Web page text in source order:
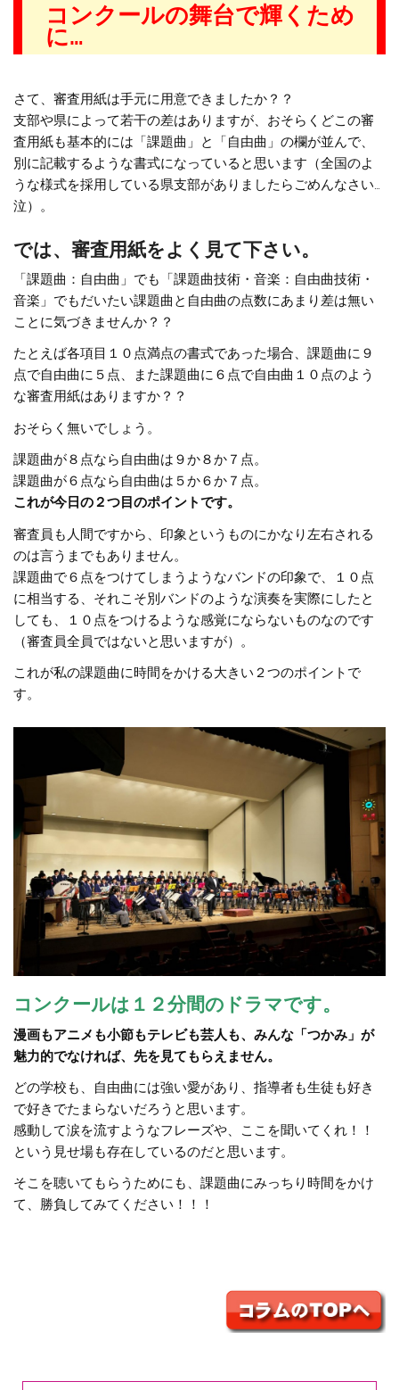
コンクールの舞台で輝くため
に…
さて、審査用紙は手元に用意できましたか？？
支部や県によって若干の差はありますが、おそらくどこの審
査用紙も基本的には「課題曲」と「自由曲」の欄が並んで、
別に記載するような書式になっていると思います（全国のよ
うな様式を採用している県支部がありましたらごめんなさい…
泣）。
では、審査用紙をよく見て下さい。
「課題曲：自由曲」でも「課題曲技術・音楽：自由曲技術・
音楽」でもだいたい課題曲と自由曲の点数にあまり差は無い
ことに気づきませんか？？
たとえば各項目１０点満点の書式であった場合、課題曲に９
点で自由曲に５点、また課題曲に６点で自由曲１０点のよう
な審査用紙はありますか？？
おそらく無いでしょう。
課題曲が８点なら自由曲は９か８か７点。
課題曲が６点なら自由曲は５か６か７点。
これが今日の２つ目のポイントです。
審査員も人間ですから、印象というものにかなり左右される
のは言うまでもありません。
課題曲で６点をつけてしまうようなバンドの印象で、１０点
に相当する、それこそ別バンドのような演奏を実際にしたと
しても、１０点をつけるような感覚にならないものなのです
（審査員全員ではないと思いますが）。
これが私の課題曲に時間をかける大きい２つのポイントで
す。
コンクールは１２分間のドラマです。
漫画もアニメも小節もテレビも芸人も、みんな「つかみ」が
魅力的でなければ、先を見てもらえません。
どの学校も、自由曲には強い愛があり、指導者も生徒も好き
で好きでたまらないだろうと思います。
感動して涙を流すようなフレーズや、ここを聞いてくれ！！
という見せ場も存在しているのだと思います。
そこを聴いてもらうためにも、課題曲にみっちり時間をかけ
て、勝負してみてください！！！